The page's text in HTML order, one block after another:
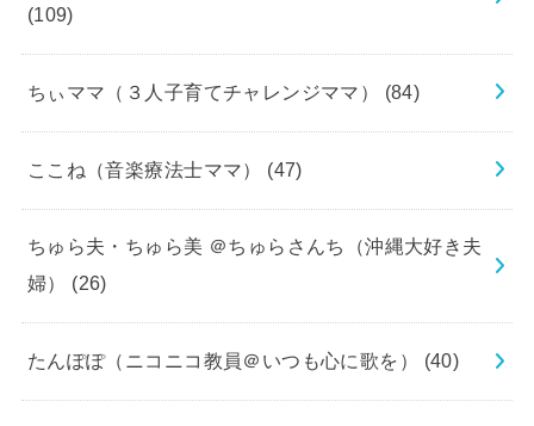
(109)
ちぃママ（３人子育てチャレンジママ） (84)
ここね（音楽療法士ママ） (47)
ちゅら夫・ちゅら美 ＠ちゅらさんち（沖縄大好き夫
婦） (26)
たんぽぽ（ニコニコ教員＠いつも心に歌を） (40)